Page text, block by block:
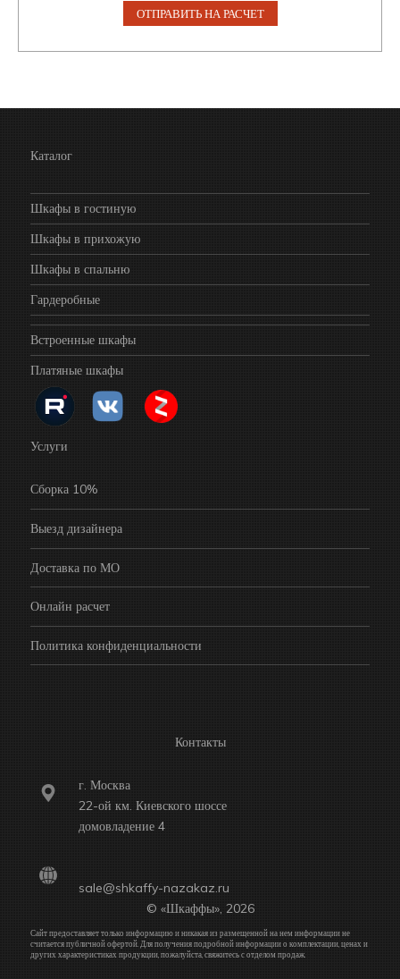
Каталог
Шкафы в гостиную
Шкафы в прихожую
Шкафы в спальню
Гардеробные
Встроенные шкафы
Платяные шкафы
Услуги
Сборка 10%
Выезд дизайнера
Доставка по МО
Онлайн расчет
Политика конфиденциальности
Контакты
г. Москва
22-ой км. Киевского шоссе
домовладение 4
sale@shkaffy-nazakaz.ru
© «Шкаффы», 2026
Сайт предоставляет только информацию и никакая из размещенной на нем информации не
считается публичной офертой. Для получения подробной информации о комплектации, ценах и
других характеристиках продукции, пожалуйста, свяжитесь с отделом продаж.